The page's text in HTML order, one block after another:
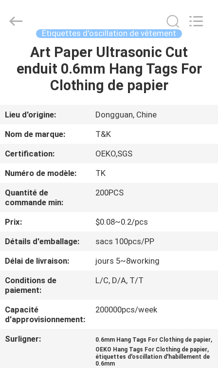
MAISON
PRODUITS
AU
SUJET
DE
VISITE
CONTRÔLE
DE
QUALITÉ
CONTACTEZ-
NOUS
Garment
Accessories
Étiquettes d'oscillation de vêtement
Art Paper Ultrasonic Cut
enduit 0.6mm Hang Tags For
Clothing de papier
Lieu d'origine:
Dongguan, Chine
Nom de marque:
T&K
Certification:
OEKO,SGS
Numéro de modèle:
TK
Quantité de
commande min:
200PCS
Prix:
$0.08~0.2/pcs
Détails d'emballage:
sacs 100pcs/PP
Délai de livraison:
jours 5~8working
Conditions de
paiement:
L/C, D/A, T/T
Capacité
d'approvisionnement:
200000pcs/week
Surligner: 0.6mm Hang Tags For Clothing de papier,
OEKO Hang Tags For Clothing de papier,
étiquettes d'oscillation d'habillement de
0.6mm